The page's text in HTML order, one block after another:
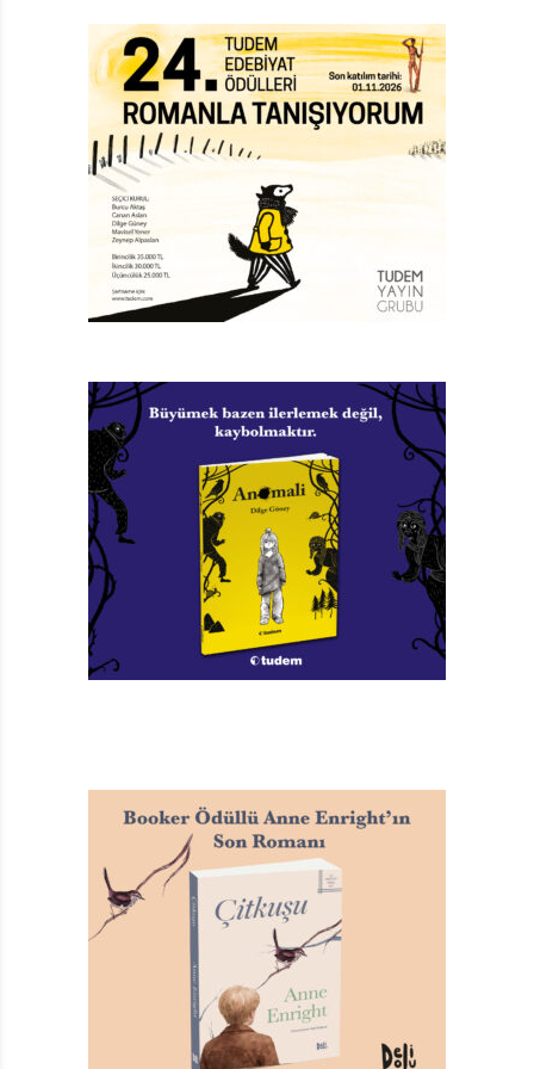
olaylar arasında mantıklı ilişkiler kurmasına ön ayak
oluyor, çocukların bu küçük kaplumbağa ile
özdeşlik kurmalarına imkân tanıyor. Belli ki Franklin de
okul öncesi çağda. Ayakkabılarının bağcıklarını
bağlamayı ve ikişer ikişer saymayı öğrenmiş.
Kütüphanedeki öykü saatini hiçbir zaman kaçırmıyor.
KENDİNİ SEVDİREN KİTAPLAR
Okurun kitaptaki kahramanla özdeşlik kurabilmesi,
okurla metin arasındaki ilişkiyi hareketli tutar; her
bir hikâyeye pek de inanmayız. Dolayısıyla sırtındaki
koca kabuğa ve yemyeşil rengine rağmen, çocuklar
Franklin ile kolayca özdeşleşebilecek; sosyal çevresi,
günlük yaşamı ve o yaşamın rutinleri, daha da önemlisi
onun da büyümekte oluşu da bu özdeşliği sağlayacak
unsurlar. Bu bağlamın iki olumlu sonucu olabilir. İlki,
çocuk okurun, hikâyenin de öngördüğü mantıksal
çıkarımlara daha kolay varabilmesi. İkinci olası sonuç,
yayınevinin öngördüğü ve/veya vaat ettiği, okumayı
kimi buna karşı, kimi destekçi – naçizane, bence bir
mahsuru yok. Hoş, bir uzmanlığım da yok ancak anne
olarak bunu deneyimledim; okumayı öğrenmek ya da
öğretmek çok eğlenceli olabiliyor. Franklin serisi, bol
resimli ve büyük boy tasarımı, kullandığı punto ve yazı
karakteri ve ara ara tekrarlayan kelimeleriyle
çocukların dikkatini çekecek nitelikte.
Çocuklar özellikle ritimden etkileniyor aslında.